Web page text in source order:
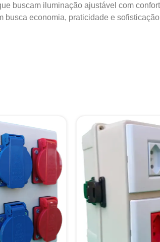
buscam iluminação ajustável com
economia, praticidade e